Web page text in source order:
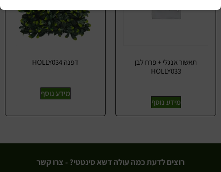
תאשור אנגלי + פרח לבן
HOLLY033
מידע נוסף
דפנה HOLLY034
מידע נוסף
רוצים לדעת כמה עולה דשא סינטטי? - צרו קשר